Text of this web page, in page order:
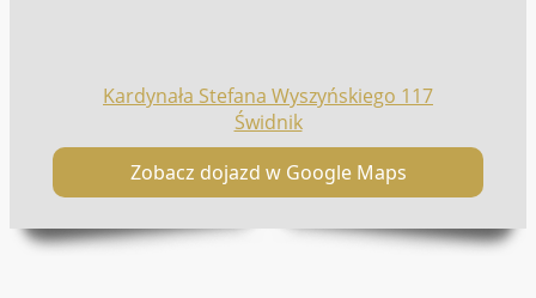
Kardynała Stefana Wyszyńskiego 117
Świdnik
Zobacz dojazd w Google Maps